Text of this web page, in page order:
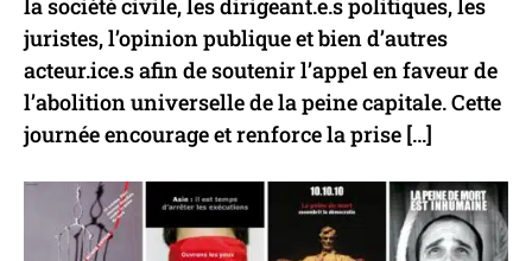
la société civile, les dirigeant.e.s politiques, les
juristes, l’opinion publique et bien d’autres
acteur.ice.s afin de soutenir l’appel en faveur de
l’abolition universelle de la peine capitale. Cette
journée encourage et renforce la prise […]